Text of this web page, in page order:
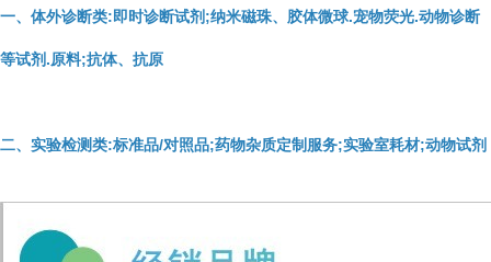
一、体外诊断类:即时诊断试剂;纳米磁珠、胶体微球.宠物荧光.动物诊断
等试剂.原料;抗体、抗原
二、实验检测类:标准品/对照品;药物杂质定制服务;实验室耗材;动物试剂